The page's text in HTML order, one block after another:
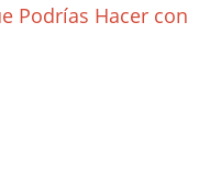
Podrías Hacer con